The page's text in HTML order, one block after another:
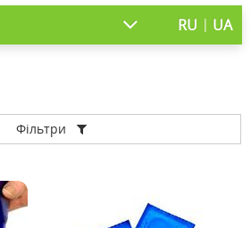
RU | UA
Фільтри